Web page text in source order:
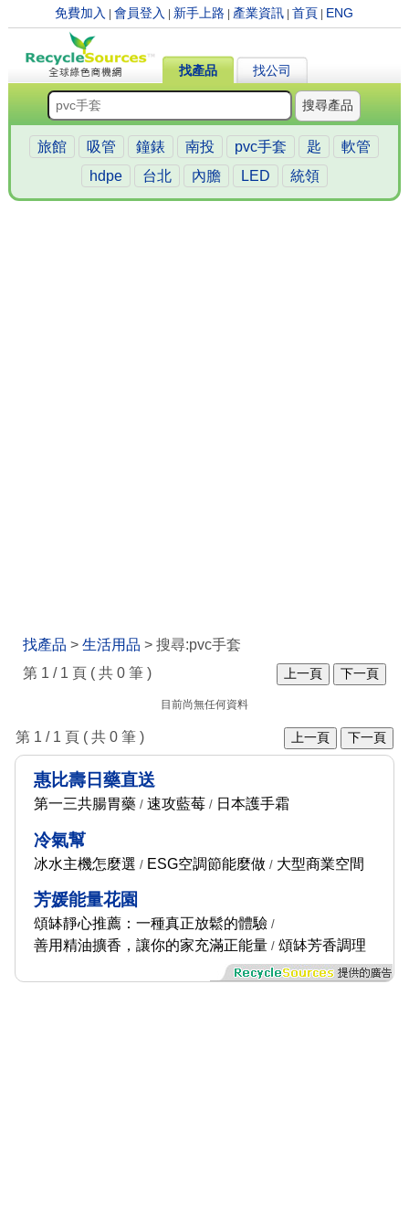
免費加入 |會員登入 新手上路 產業資訊 |首頁 ENG
找產品 找公司
搜尋產品
旅館 吸管 鐘錶 南投 pvc手套 匙
軟管
hdpe
台北 內膽 LED 統領
找產品 > 生活用品 > 搜尋:pvc手套
第 1 / 1 頁 ( 共 0 筆 )
上一頁 下一頁
目前尚無任何資料
第 1 / 1 頁 ( 共 0 筆 ) 上一頁 下一頁
惠比壽日藥直送
第一三共腸胃藥/ 速攻藍莓/ 日本護手霜
冷氣幫
冰水主機怎麼選 / ESG空調節能麼做/ 大型商業空間
芳媛能量花園
頌缽靜心推薦：一種真正放鬆的體驗/
善用精油擴香，讓你的家充滿正能量/ 頌缽芳香調理